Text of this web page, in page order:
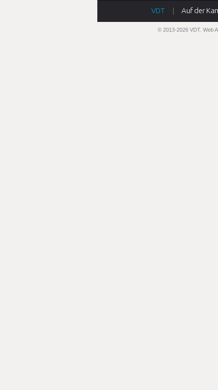
VDT | Auf der
© 2013-2026 VDT. Web